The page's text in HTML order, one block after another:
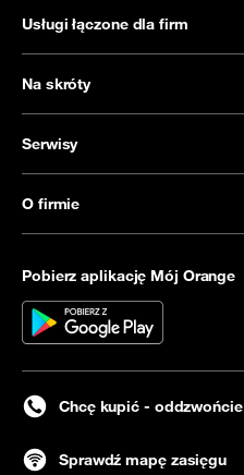
Usługi łączone dla firm
Na skróty
Serwisy
O firmie
Pobierz aplikację Mój Orange
Chcę kupić - oddzwońcie
Sprawdź mapę zasięgu